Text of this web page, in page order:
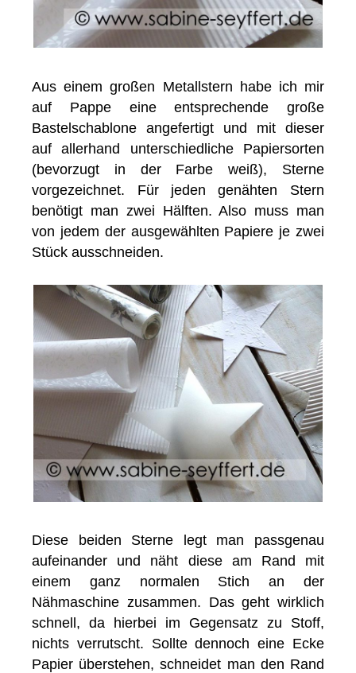
Aus einem großen Metallstern habe ich mir
auf Pappe eine entsprechende große
Bastelschablone angefertigt und mit dieser
auf allerhand unterschiedliche Papiersorten
(bevorzugt in der Farbe weiß), Sterne
vorgezeichnet. Für jeden genähten Stern
benötigt man zwei Hälften. Also muss man
von jedem der ausgewählten Papiere je zwei
Stück ausschneiden.
Diese beiden Sterne legt man passgenau
aufeinander und näht diese am Rand mit
einem ganz normalen Stich an der
Nähmaschine zusammen. Das geht wirklich
schnell, da hierbei im Gegensatz zu Stoff,
nichts verrutscht. Sollte dennoch eine Ecke
Papier überstehen, schneidet man den Rand